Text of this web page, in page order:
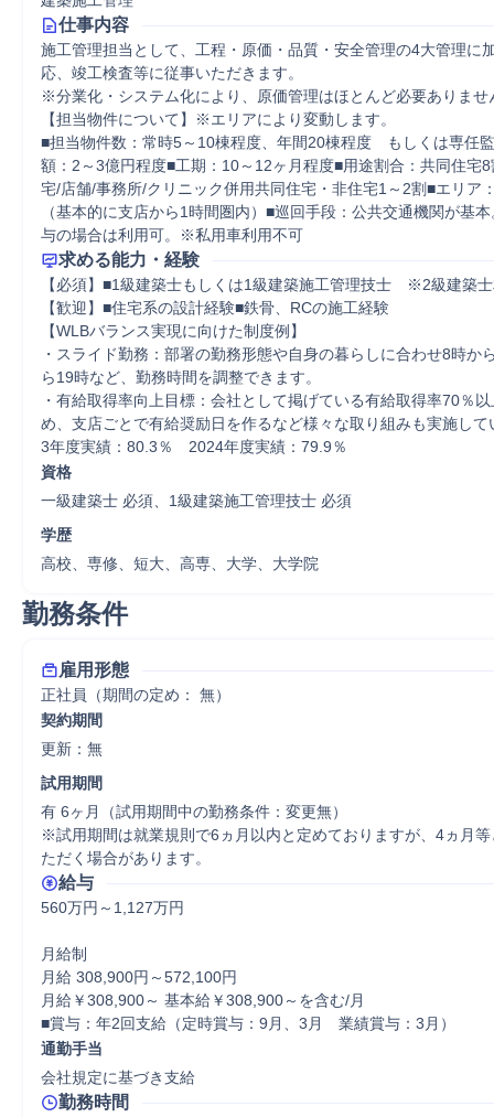
仕事内容
施工管理担当として、工程・原価・品質・安全管理の4大管理に
応、竣工検査等に従事いただきます。
※分業化・システム化により、原価管理はほとんど必要ありませ
【担当物件について】※エリアにより変動します。
■担当物件数：常時5～10棟程度、年間20棟程度　もしくは専任
額：2～3億円程度■工期：10～12ヶ月程度■用途割合：共同住宅
宅/店舗/事務所/クリニック併用共同住宅・非住宅1～2割■エリア
（基本的に支店から1時間圏内）■巡回手段：公共交通機関が基
与の場合は利用可。※私用車利用不可
求める能力・経験
【必須】■1級建築士もしくは1級建築施工管理技士　※2級建築
【歓迎】■住宅系の設計経験■鉄骨、RCの施工経験
【WLBバランス実現に向けた制度例】
・スライド勤務：部署の勤務形態や自身の暮らしに合わせ8時か
ら19時など、勤務時間を調整できます。
・有給取得率向上目標：会社として掲げている有給取得率70％
め、支店ごとで有給奨励日を作るなど様々な取り組みも実施し
3年度実績：80.3％　2024年度実績：79.9％
資格
一級建築士 必須、1級建築施工管理技士 必須
学歴
高校、専修、短大、高専、大学、大学院
勤務条件
雇用形態
正社員（期間の定め： 無）
契約期間
更新：無
試用期間
有 6ヶ月（試用期間中の勤務条件：変更無）
※試用期間は就業規則で6ヵ月以内と定めておりますが、4ヵ月
ただく場合があります。
給与
560万円～1,127万円
月給制
月給 308,900円～572,100円
月給￥308,900～ 基本給￥308,900～を含む/月
■賞与：年2回支給（定時賞与：9月、3月　業績賞与：3月）
通勤手当
会社規定に基づき支給
勤務時間